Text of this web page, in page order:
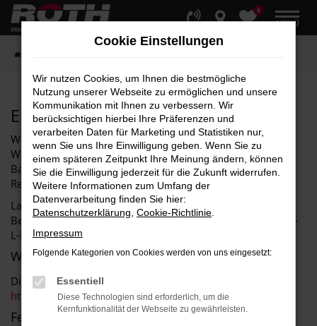
Zum
Hauptinhalt
0
MENÜ
Erklärung zur Barrierefreiheit
Wir (Auto Roth) als Websitebetreiber sind bemüht, die
Website in Einklang mit den einschlägigen Vorschriften zur
Barrierefreiheit zu gestalten. Für uns gelten folgende
Rechtsvorschriften:
Landesgesetz zur Gleichstellung von Menschen mit
Behinderungen (Landes-Behindertengleichstellungsgesetz -
L-BGG) und L-BGG-Durchführungsverordnung
Website
Diese Erklärung zur Barrierefreiheit gilt für die Website
https://www.auto-roth.de/.
Feedback und Kontaktangaben
Cookie Einstellungen
Wir nutzen Cookies, um Ihnen die bestmögliche
Nutzung unserer Webseite zu ermöglichen und unsere
Kommunikation mit Ihnen zu verbessern. Wir
berücksichtigen hierbei Ihre Präferenzen und
verarbeiten Daten für Marketing und Statistiken nur,
wenn Sie uns Ihre Einwilligung geben. Wenn Sie zu
einem späteren Zeitpunkt Ihre Meinung ändern, können
Sie die Einwilligung jederzeit für die Zukunft widerrufen.
Weitere Informationen zum Umfang der
Datenverarbeitung finden Sie hier:
Datenschutzerklärung Cookie-Richtlinie
Impressum
Folgende Kategorien von Cookies werden von uns eingesetzt:
Essentiell
Diese Technologien sind erforderlich, um die
Kernfunktionalität der Webseite zu gewährleisten.